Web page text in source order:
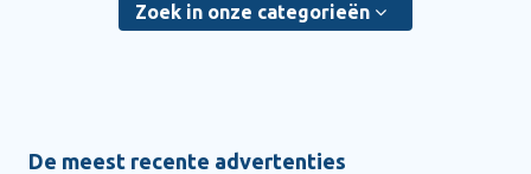
Zoek in onze categorieën
De meest recente advertenties